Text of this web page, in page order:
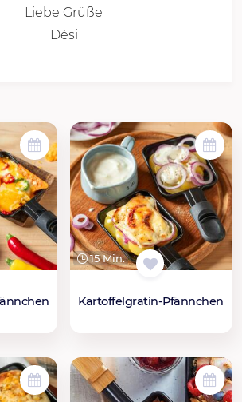
Liebe Grüße
Dési
15 Min.
Kartoffelgratin-Pfännchen